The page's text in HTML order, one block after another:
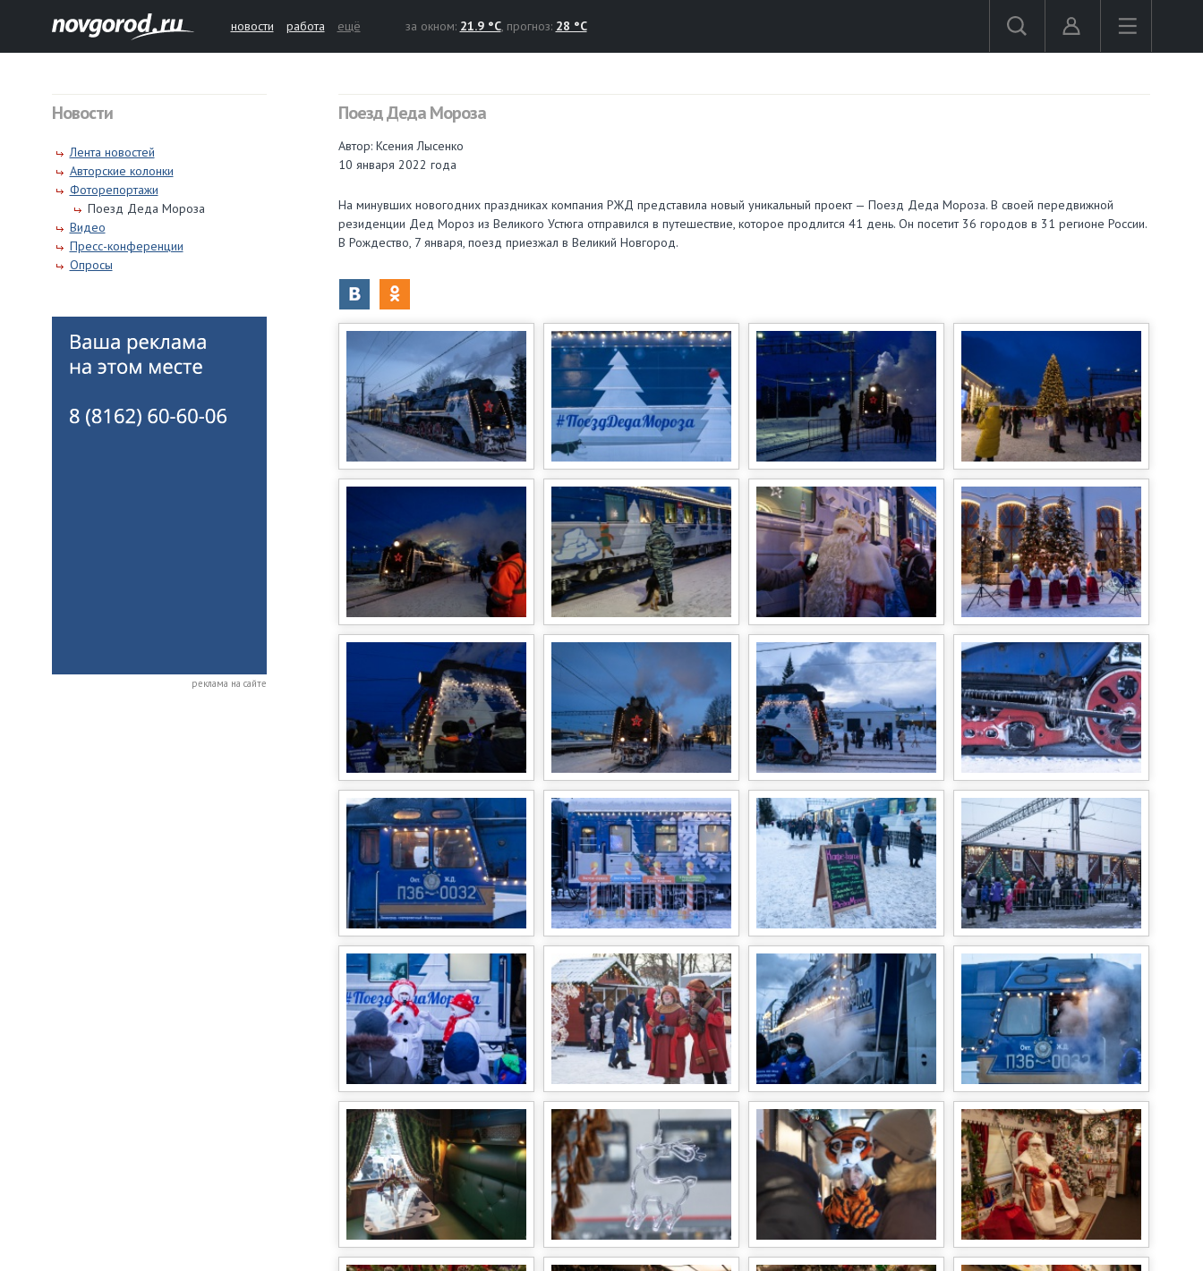
новости работа ещё за окном: 21.9 °C, прогноз: 28 °C
Новости
Лента новостей
Авторские колонки
Фоторепортажи
Поезд Деда Мороза
Видео
Пресс-конференции
Опросы
реклама на сайте
Поезд Деда Мороза
Автор: Ксения Лысенко
10 января 2022 года
На минувших новогодних праздниках компания РЖД представила новый уникальный проект — Поезд Деда Мороза. В своей передвижной
резиденции Дед Мороз из Великого Устюга отправился в путешествие, которое продлится 41 день. Он посетит 36 городов в 31 регионе России.
В Рождество, 7 января, поезд приезжал в Великий Новгород.